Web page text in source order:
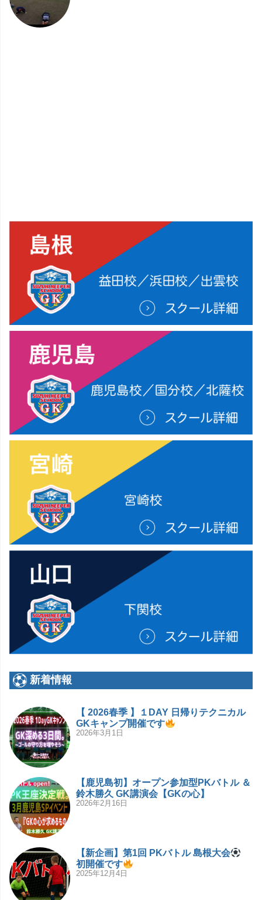
新着情報
【 2026春季 】１DAY 日帰りテクニカル
GKキャンプ開催です
2026年3月1日
【鹿児島初】オープン参加型PKバトル ＆
鈴木勝久 GK講演会【GKの心】
2026年2月16日
【新企画】第1回 PKバトル 島根大会
初開催です
2025年12月4日